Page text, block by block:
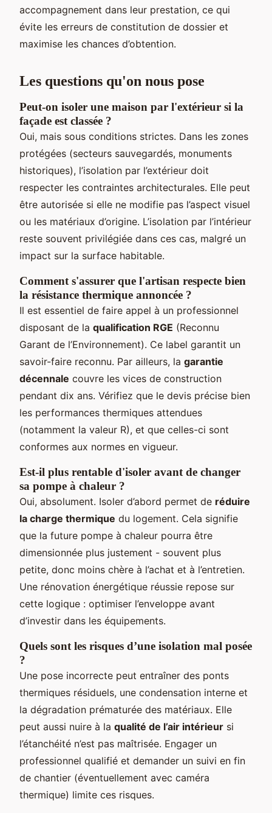
accompagnement dans leur prestation, ce qui
évite les erreurs de constitution de dossier et
maximise les chances d’obtention.
Les questions qu'on nous pose
Peut-on isoler une maison par l'extérieur si la
façade est classée ?
Oui, mais sous conditions strictes. Dans les zones
protégées (secteurs sauvegardés, monuments
historiques), l’isolation par l’extérieur doit
respecter les contraintes architecturales. Elle peut
être autorisée si elle ne modifie pas l’aspect visuel
ou les matériaux d’origine. L’isolation par l’intérieur
reste souvent privilégiée dans ces cas, malgré un
impact sur la surface habitable.
Comment s'assurer que l'artisan respecte bien
la résistance thermique annoncée ?
Il est essentiel de faire appel à un professionnel
disposant de la qualification RGE (Reconnu
Garant de l’Environnement). Ce label garantit un
savoir-faire reconnu. Par ailleurs, la garantie
décennale couvre les vices de construction
pendant dix ans. Vérifiez que le devis précise bien
les performances thermiques attendues
(notamment la valeur R), et que celles-ci sont
conformes aux normes en vigueur.
Est-il plus rentable d'isoler avant de changer
sa pompe à chaleur ?
Oui, absolument. Isoler d’abord permet de réduire
la charge thermique du logement. Cela signifie
que la future pompe à chaleur pourra être
dimensionnée plus justement - souvent plus
petite, donc moins chère à l’achat et à l’entretien.
Une rénovation énergétique réussie repose sur
cette logique : optimiser l’enveloppe avant
d’investir dans les équipements.
Quels sont les risques d’une isolation mal posée
?
Une pose incorrecte peut entraîner des ponts
thermiques résiduels, une condensation interne et
la dégradation prématurée des matériaux. Elle
peut aussi nuire à la qualité de l’air intérieur si
l’étanchéité n’est pas maîtrisée. Engager un
professionnel qualifié et demander un suivi en fin
de chantier (éventuellement avec caméra
thermique) limite ces risques.